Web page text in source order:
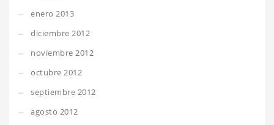
enero 2013
diciembre 2012
noviembre 2012
octubre 2012
septiembre 2012
agosto 2012